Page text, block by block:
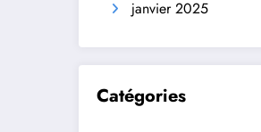
janvier 2025
Catégories